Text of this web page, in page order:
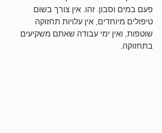
פעם במים וסבון. זהו. אין צורך בשום
טיפולים מיוחדים, אין עלויות תחזוקה
שוטפות, ואין ימי עבודה שאתם משקיעים
בתחזוקה.